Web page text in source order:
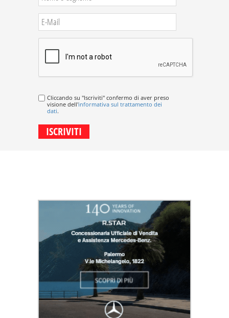
Cliccando su "Iscriviti" confermo di aver preso
visione dell'informativa sul trattamento dei
dati.